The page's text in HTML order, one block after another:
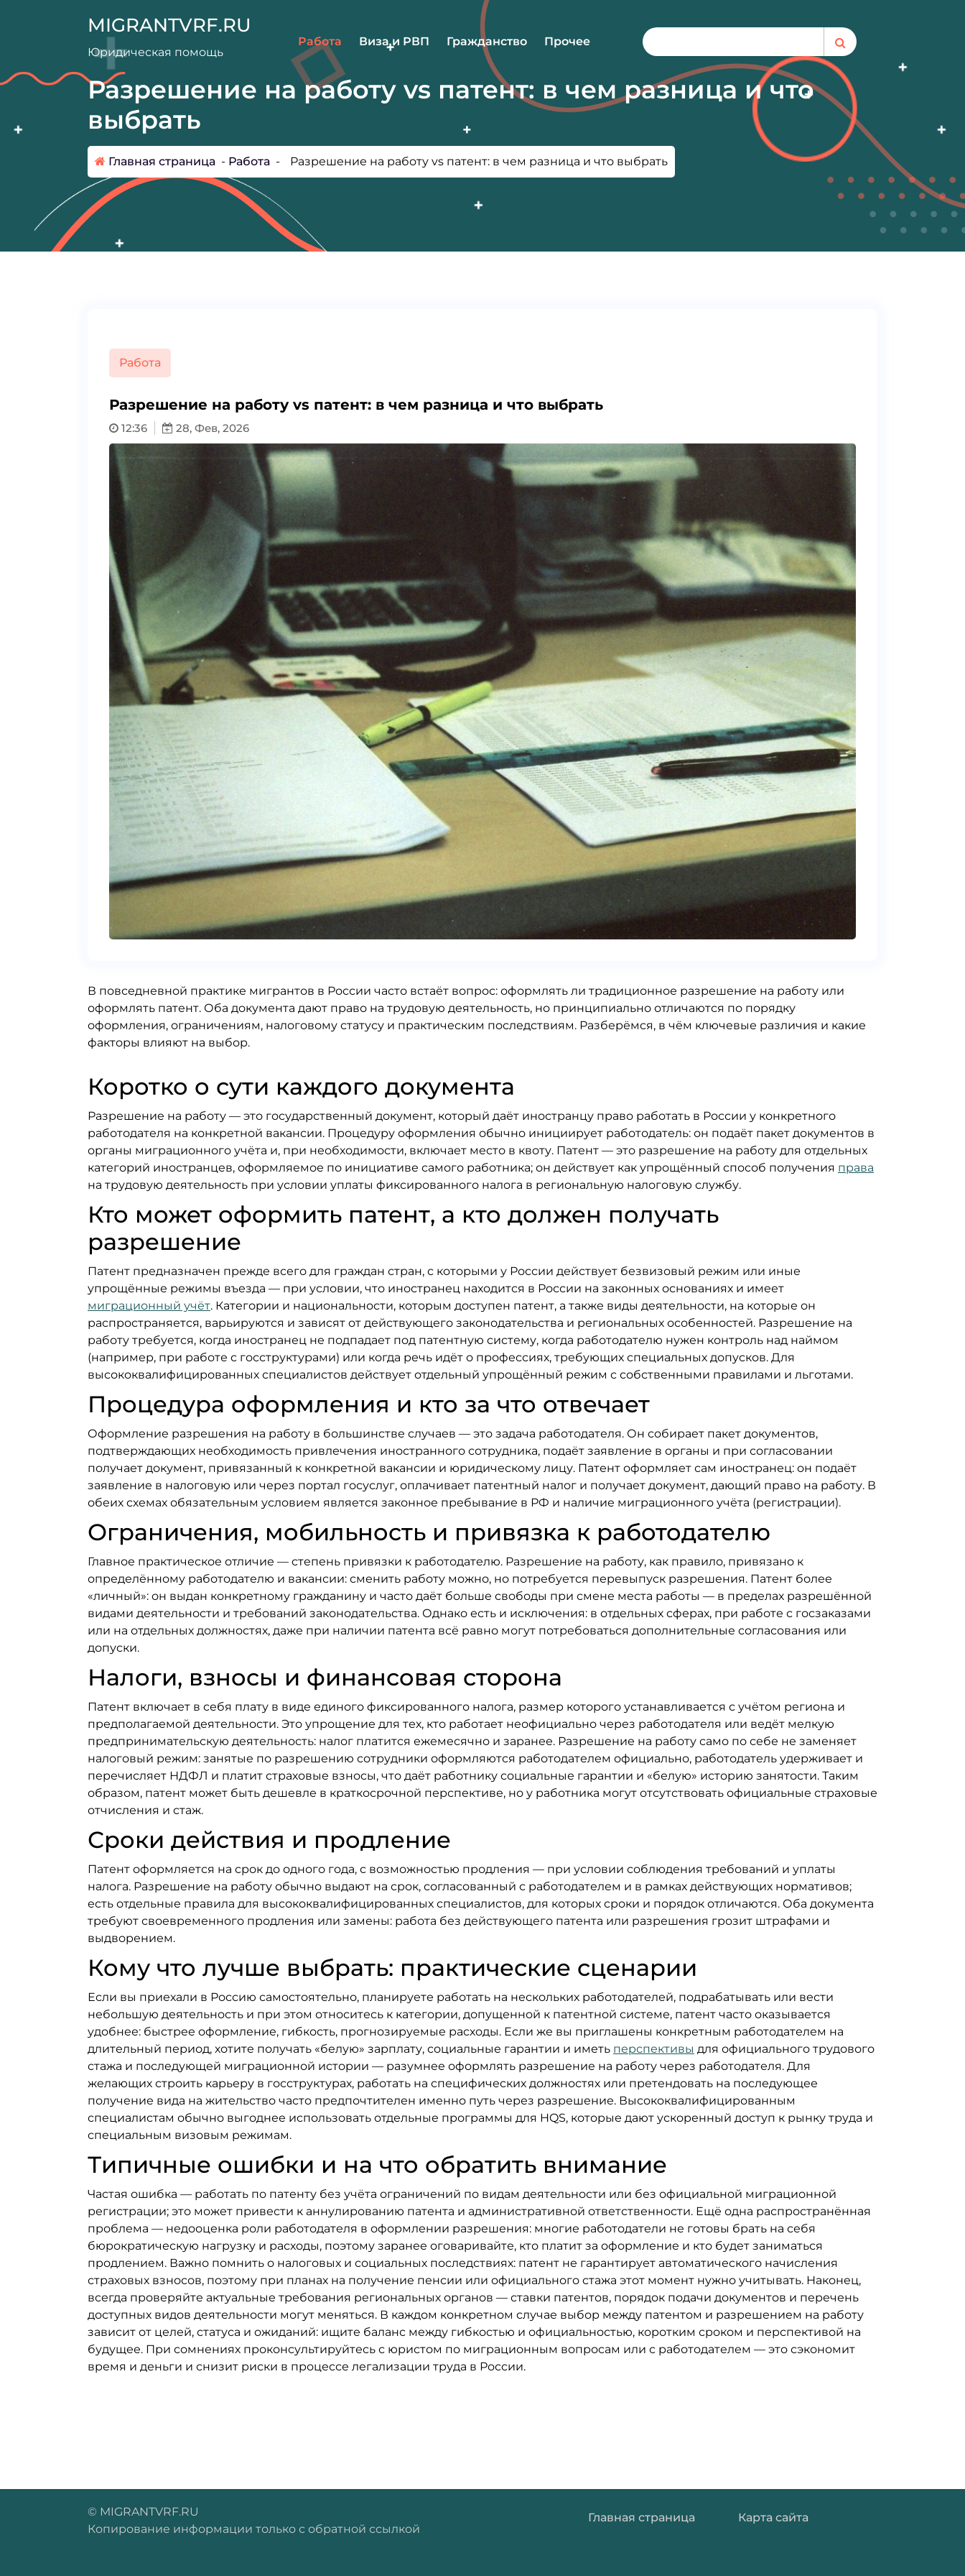
й
и
MIGRANTVRF.RU
Юридическая помощь
Работа Виза и РВП Гражданство Прочее
Разрешение на работу vs патент: в чем разница и что
выбрать
Главная страница - Работа - Разрешение на работу vs патент: в чем разница и что выбрать
Работа
Разрешение на работу vs патент: в чем разница и что выбрать
12:36 28, Фев, 2026
В повседневной практике мигрантов в России часто встаёт вопрос: оформлять ли традиционное разрешение на работу или
оформлять патент. Оба документа дают право на трудовую деятельность, но принципиально отличаются по порядку
оформления, ограничениям, налоговому статусу и практическим последствиям. Разберёмся, в чём ключевые различия и какие
факторы влияют на выбор.
Коротко о сути каждого документа
Разрешение на работу — это государственный документ, который даёт иностранцу право работать в России у конкретного
работодателя на конкретной вакансии. Процедуру оформления обычно инициирует работодатель: он подаёт пакет документов в
органы миграционного учёта и, при необходимости, включает место в квоту. Патент — это разрешение на работу для отдельных
категорий иностранцев, оформляемое по инициативе самого работника; он действует как упрощённый способ получения права
на трудовую деятельность при условии уплаты фиксированного налога в региональную налоговую службу.
Кто может оформить патент, а кто должен получать
разрешение
Патент предназначен прежде всего для граждан стран, с которыми у России действует безвизовый режим или иные
упрощённые режимы въезда — при условии, что иностранец находится в России на законных основаниях и имеет
миграционный учёт. Категории и национальности, которым доступен патент, а также виды деятельности, на которые он
распространяется, варьируются и зависят от действующего законодательства и региональных особенностей. Разрешение на
работу требуется, когда иностранец не подпадает под патентную систему, когда работодателю нужен контроль над наймом
(например, при работе с госструктурами) или когда речь идёт о профессиях, требующих специальных допусков. Для
высококвалифицированных специалистов действует отдельный упрощённый режим с собственными правилами и льготами.
Процедура оформления и кто за что отвечает
Оформление разрешения на работу в большинстве случаев — это задача работодателя. Он собирает пакет документов,
подтверждающих необходимость привлечения иностранного сотрудника, подаёт заявление в органы и при согласовании
получает документ, привязанный к конкретной вакансии и юридическому лицу. Патент оформляет сам иностранец: он подаёт
заявление в налоговую или через портал госуслуг, оплачивает патентный налог и получает документ, дающий право на работу. В
обеих схемах обязательным условием является законное пребывание в РФ и наличие миграционного учёта (регистрации).
Ограничения, мобильность и привязка к работодателю
Главное практическое отличие — степень привязки к работодателю. Разрешение на работу, как правило, привязано к
определённому работодателю и вакансии: сменить работу можно, но потребуется перевыпуск разрешения. Патент более
«личный»: он выдан конкретному гражданину и часто даёт больше свободы при смене места работы — в пределах разрешённой
видами деятельности и требований законодательства. Однако есть и исключения: в отдельных сферах, при работе с госзаказами
или на отдельных должностях, даже при наличии патента всё равно могут потребоваться дополнительные согласования или
допуски.
Налоги, взносы и финансовая сторона
Патент включает в себя плату в виде единого фиксированного налога, размер которого устанавливается с учётом региона и
предполагаемой деятельности. Это упрощение для тех, кто работает неофициально через работодателя или ведёт мелкую
предпринимательскую деятельность: налог платится ежемесячно и заранее. Разрешение на работу само по себе не заменяет
налоговый режим: занятые по разрешению сотрудники оформляются работодателем официально, работодатель удерживает и
перечисляет НДФЛ и платит страховые взносы, что даёт работнику социальные гарантии и «белую» историю занятости. Таким
образом, патент может быть дешевле в краткосрочной перспективе, но у работника могут отсутствовать официальные страховые
отчисления и стаж.
Сроки действия и продление
Патент оформляется на срок до одного года, с возможностью продления — при условии соблюдения требований и уплаты
налога. Разрешение на работу обычно выдают на срок, согласованный с работодателем и в рамках действующих нормативов;
есть отдельные правила для высококвалифицированных специалистов, для которых сроки и порядок отличаются. Оба документа
требуют своевременного продления или замены: работа без действующего патента или разрешения грозит штрафами и
выдворением.
Кому что лучше выбрать: практические сценарии
Если вы приехали в Россию самостоятельно, планируете работать на нескольких работодателей, подрабатывать или вести
небольшую деятельность и при этом относитесь к категории, допущенной к патентной системе, патент часто оказывается
удобнее: быстрее оформление, гибкость, прогнозируемые расходы. Если же вы приглашены конкретным работодателем на
длительный период, хотите получать «белую» зарплату, социальные гарантии и иметь перспективы для официального трудового
стажа и последующей миграционной истории — разумнее оформлять разрешение на работу через работодателя. Для
желающих строить карьеру в госструктурах, работать на специфических должностях или претендовать на последующее
получение вида на жительство часто предпочтителен именно путь через разрешение. Высококвалифицированным
специалистам обычно выгоднее использовать отдельные программы для HQS, которые дают ускоренный доступ к рынку труда и
специальным визовым режимам.
Типичные ошибки и на что обратить внимание
Частая ошибка — работать по патенту без учёта ограничений по видам деятельности или без официальной миграционной
регистрации; это может привести к аннулированию патента и административной ответственности. Ещё одна распространённая
проблема — недооценка роли работодателя в оформлении разрешения: многие работодатели не готовы брать на себя
бюрократическую нагрузку и расходы, поэтому заранее оговаривайте, кто платит за оформление и кто будет заниматься
продлением. Важно помнить о налоговых и социальных последствиях: патент не гарантирует автоматического начисления
страховых взносов, поэтому при планах на получение пенсии или официального стажа этот момент нужно учитывать. Наконец,
всегда проверяйте актуальные требования региональных органов — ставки патентов, порядок подачи документов и перечень
доступных видов деятельности могут меняться. В каждом конкретном случае выбор между патентом и разрешением на работу
зависит от целей, статуса и ожиданий: ищите баланс между гибкостью и официальностью, коротким сроком и перспективой на
будущее. При сомнениях проконсультируйтесь с юристом по миграционным вопросам или с работодателем — это сэкономит
время и деньги и снизит риски в процессе легализации труда в России.
© MIGRANTVRF.RU
Копирование информации только с обратной ссылкой
Главная страница Карта сайта